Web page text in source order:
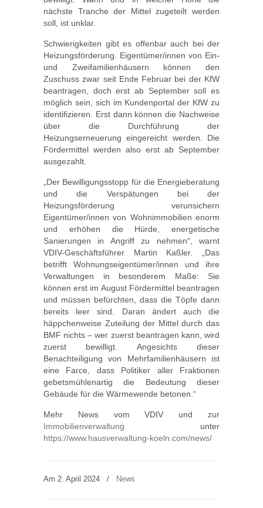
nächste Tranche der Mittel zugeteilt werden
soll, ist unklar.
Schwierigkeiten gibt es offenbar auch bei der
Heizungsförderung. Eigentümer/innen von Ein-
und Zweifamilienhäusern können den
Zuschuss zwar seit Ende Februar bei der KfW
beantragen, doch erst ab September soll es
möglich sein, sich im Kundenportal der KfW zu
identifizieren. Erst dann können die Nachweise
über die Durchführung der
Heizungserneuerung eingereicht werden. Die
Fördermittel werden also erst ab September
ausgezahlt.
„Der Bewilligungsstopp für die Energieberatung
und die Verspätungen bei der
Heizungsförderung verunsichern
Eigentümer/innen von Wohnimmobilien enorm
und erhöhen die Hürde, energetische
Sanierungen in Angriff zu nehmen“, warnt
VDIV-Geschäftsführer Martin Kaßler. „Das
betrifft Wohnungseigentümer/innen und ihre
Verwaltungen in besonderem Maße: Sie
können erst im August Fördermittel beantragen
und müssen befürchten, dass die Töpfe dann
bereits leer sind. Daran ändert auch die
häppchenweise Zuteilung der Mittel durch das
BMF nichts – wer zuerst beantragen kann, wird
zuerst bewilligt. Angesichts dieser
Benachteiligung von Mehrfamilienhäusern ist
eine Farce, dass Politiker aller Fraktionen
gebetsmühlenartig die Bedeutung dieser
Gebäude für die Wärmewende betonen.“
Mehr News vom VDIV und zur
Immobilienverwaltung unter
https://www.hausverwaltung-koeln.com/news/
Am 2. April 2024 / News